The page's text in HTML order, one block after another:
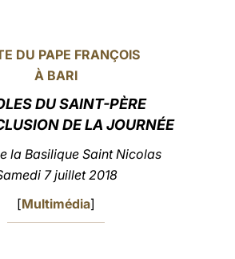
LATINE
DU PAPE FRANÇOIS
À BARI
DU SAINT-PÈRE
DE LA JOURNÉE
la Basilique Saint Nicolas
7 juillet 2018
[Multimédia]